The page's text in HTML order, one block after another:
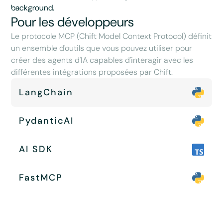
Pour les développeurs
Le protocole MCP (Chift Model Context Protocol) définit
un ensemble d'outils que vous pouvez utiliser pour
créer des agents d'IA capables d'interagir avec les
différentes intégrations proposées par Chift.
LangChain
PydanticAI
AI SDK
FastMCP